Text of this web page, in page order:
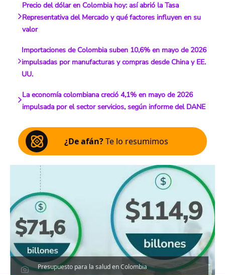
Precio del dólar en Colombia hoy: así abrió la Tasa
Representativa del Mercado y qué factores influyen en su
valor
Importaciones de Colombia suben 10,6% en mayo de 2026
impulsadas por manufacturas y compras desde China y EE.
UU.
La economía colombiana creció 4,1% en mayo de 2026
impulsada por el sector servicios, según informe del DANE
¿De afán?Te lo resumimos
Presupuesto para la salud en Colombia